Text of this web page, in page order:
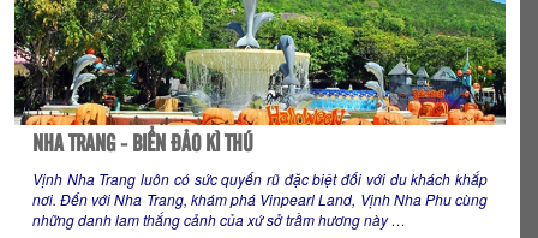
NHA TRANG - BIỂN ĐẢO KÌ THÚ
Vịnh Nha Trang luôn có sức quyến rũ đặc biệt đối với du khách khắp
nơi. Đến với Nha Trang, khám phá Vinpearl Land, Vịnh Nha Phu cùng
những danh lam thắng cảnh của xứ sở trầm hương này …